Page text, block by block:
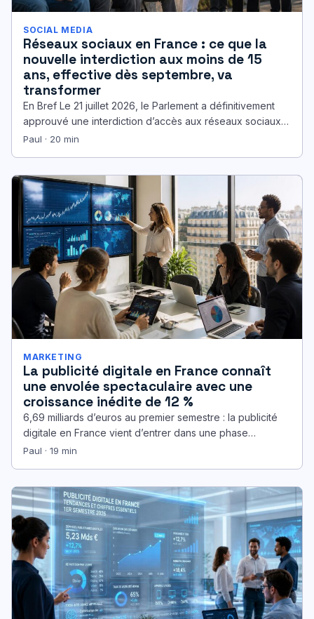
SOCIAL MEDIA
Réseaux sociaux en France : ce que la
nouvelle interdiction aux moins de 15
ans, effective dès septembre, va
transformer
En Bref Le 21 juillet 2026, le Parlement a définitivement
approuvé une interdiction d’accès aux réseaux sociaux
pour les moins…
Paul · 20 min
MARKETING
La publicité digitale en France connaît
une envolée spectaculaire avec une
croissance inédite de 12 %
6,69 milliards d’euros au premier semestre : la publicité
digitale en France vient d’entrer dans une phase
d’accélération qui dépasse…
Paul · 19 min